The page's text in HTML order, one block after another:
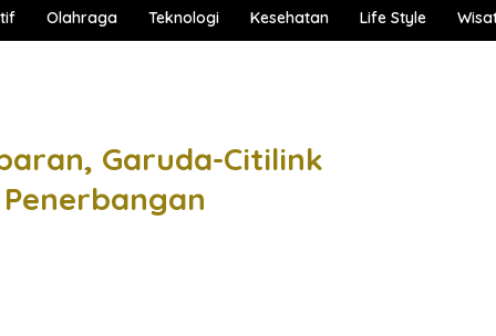
Olahraga Teknologi Kesehatan Life Style
Garuda-Citilink